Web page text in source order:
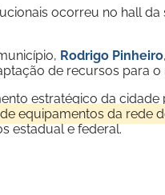
ocorreu no hall
Rodrigo Pinheiro
de recursos para o
estratégico da cidade
equipamentos da rede
estadual e federal.